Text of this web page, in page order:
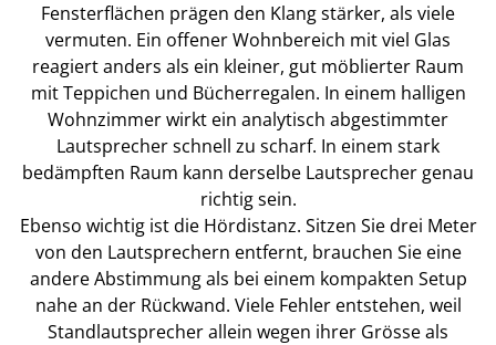
Fensterflächen prägen den Klang stärker, als viele
vermuten. Ein offener Wohnbereich mit viel Glas
reagiert anders als ein kleiner, gut möblierter Raum
mit Teppichen und Bücherregalen. In einem halligen
Wohnzimmer wirkt ein analytisch abgestimmter
Lautsprecher schnell zu scharf. In einem stark
bedämpften Raum kann derselbe Lautsprecher genau
richtig sein.
Ebenso wichtig ist die Hördistanz. Sitzen Sie drei Meter
von den Lautsprechern entfernt, brauchen Sie eine
andere Abstimmung als bei einem kompakten Setup
nahe an der Rückwand. Viele Fehler entstehen, weil
Standlautsprecher allein wegen ihrer Grösse als